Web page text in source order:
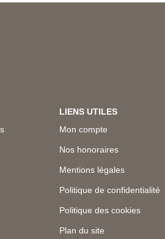
LIENS UTILES
Mon compte
Nos honoraires
Mentions légales
Politique de confidentialité
Politique des cookies
Plan du site